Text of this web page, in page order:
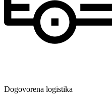
Dogovorena logistika